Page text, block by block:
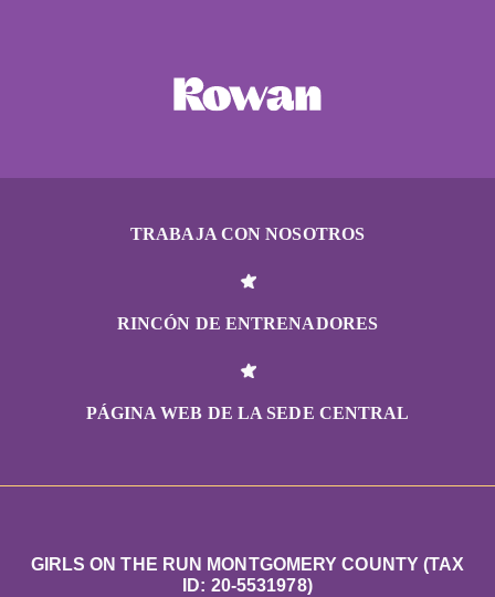
TRABAJA CON NOSOTROS
RINCÓN DE ENTRENADORES
PÁGINA WEB DE LA SEDE CENTRAL
GIRLS ON THE RUN MONTGOMERY COUNTY (TAX
ID: 20-5531978)